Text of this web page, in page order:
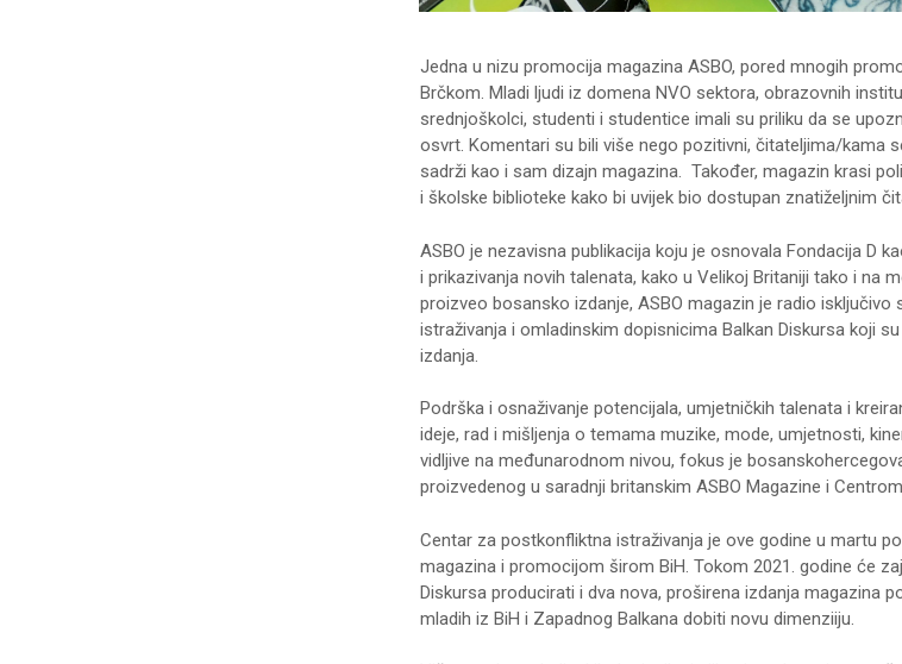
Jedna u nizu promocija magazina ASBO, pored mnogih
Brčkom. Mladi ljudi iz domena NVO sektora, obrazovnih
srednjoškolci, studenti i studentice imali su priliku da se
osvrt. Komentari su bili više nego pozitivni, čitateljima/kama
sadrži kao i sam dizajn magazina. Također, magazin krasi
i školske biblioteke kako bi uvijek bio dostupan znatiželjnim
ASBO je nezavisna publikacija koju je osnovala Fondacija D
i prikazivanja novih talenata, kako u Velikoj Britaniji tako i na
proizveo bosansko izdanje, ASBO magazin je radio
istraživanja i omladinskim dopisnicima Balkan Diskursa koji
izdanja.
Podrška i osnaživanje potencijala, umjetničkih talenata i
ideje, rad i mišljenja o temama muzike, mode, umjetnosti,
vidljive na međunarodnom nivou, fokus je
proizvedenog u saradnji britanskim ASBO Magazine i
Centar za postkonfliktna istraživanja je ove godine u martu
magazina i promocijom širom BiH. Tokom 2021. godine će
Diskursa producirati i dva nova, proširena izdanja magazina
mladih iz BiH i Zapadnog Balkana dobiti novu dimenziiju.